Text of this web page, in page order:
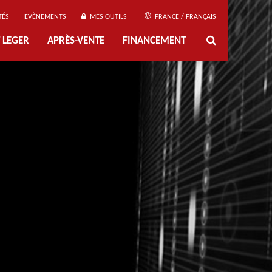
EVÈNEMENTS MES OUTILS FRANCE / FRANÇAIS
APRÈS-VENTE FINANCEMENT